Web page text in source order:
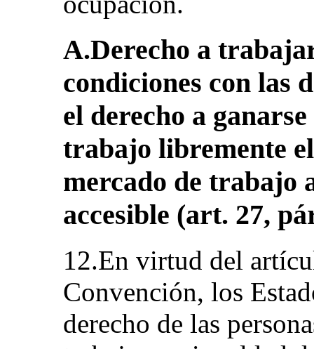
A.Derecho a
condiciones con las
el derecho a
trabajo libremente
mercado de trabajo
accesible (art. 27,
12.En virtud del
Convención, los
derecho de las